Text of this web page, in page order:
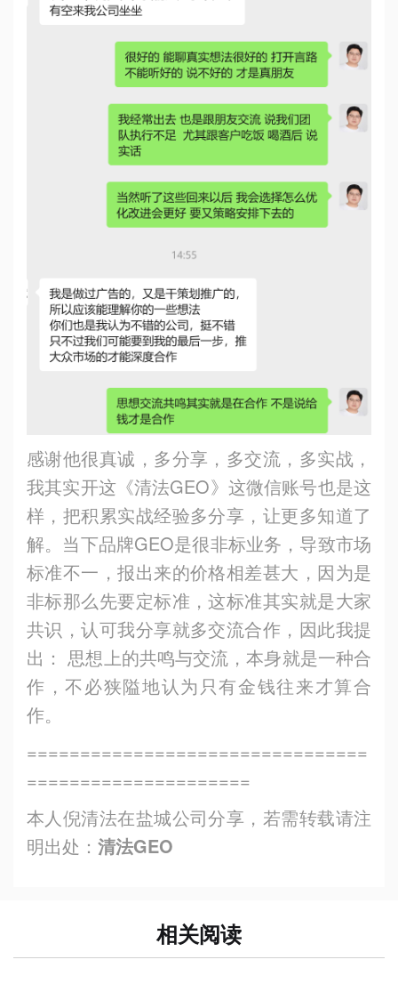
感谢他很真诚，多分享，多交流，多实战，
我其实开这《清法GEO》这微信账号也是这
样，把积累实战经验多分享，让更多知道了
解。当下品牌GEO是很非标业务，导致市场
标准不一，报出来的价格相差甚大，因为是
非标那么先要定标准，这标准其实就是大家
共识，认可我分享就多交流合作，因此我提
出： 思想上的共鸣与交流，本身就是一种合
作，不必狭隘地认为只有金钱往来才算合
作。
================================
=====================
本人倪清法在盐城公司分享，若需转载请注
明出处： 清法GEO
相关阅读